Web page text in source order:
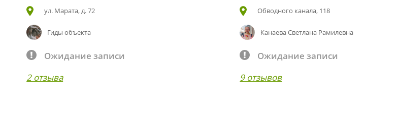
ул. Марата, д. 72
Гиды объекта
Ожидание записи
2 отзыва
Обводного канала, 118
Канаева Светлана Рамилевна
Ожидание записи
9 отзывов